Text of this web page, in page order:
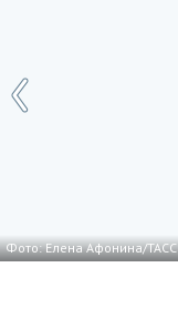
Фото: Елена Афонина/ТАСС